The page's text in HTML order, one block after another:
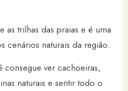
as trilhas das praias e é uma
cenários naturais da região.
ver cachoeiras,
naturais e sentir todo o